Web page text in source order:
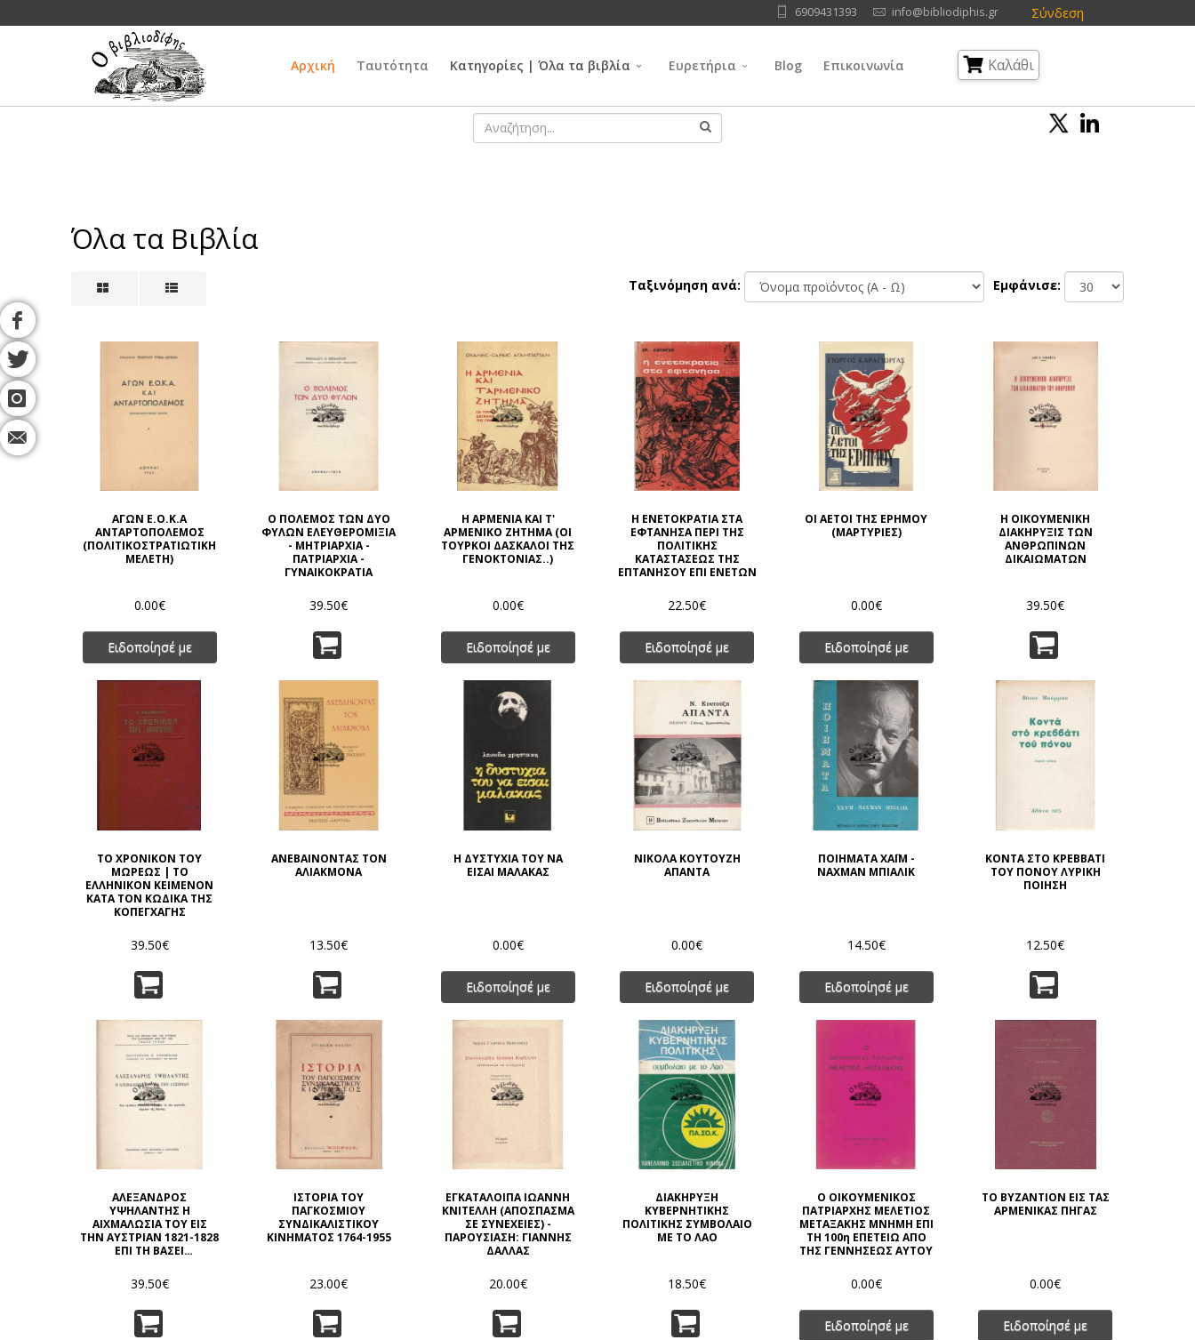
Σύνδεση
6909431393 info@bibliodiphis.gr
Αρχική Ταυτότητα Κατηγορίες | Όλα τα βιβλία Ευρετήρια Blog Επικοινωνία Καλάθι
Όλα τα Βιβλία
Εμφάνισε:
Ταξινόμηση ανά:
ΑΓΩΝ Ε.Ο.Κ.Α
ΑΝΤΑΡΤΟΠΟΛΕΜΟΣ
(ΠΟΛΙΤΙΚΟΣΤΡΑΤΙΩΤΙΚΗ
ΜΕΛΕΤΗ)
0.00€
Ειδοποίησέ με
Ο ΠΟΛΕΜΟΣ ΤΩΝ ΔΥΟ
ΦΥΛΩΝ ΕΛΕΥΘΕΡΟΜΙΞΙΑ
- ΜΗΤΡΙΑΡΧΙΑ -
ΠΑΤΡΙΑΡΧΙΑ -
ΓΥΝΑΙΚΟΚΡΑΤΙΑ
39.50€
Η ΑΡΜΕΝΙΑ ΚΑΙ Τ'
ΑΡΜΕΝΙΚΟ ΖΗΤΗΜΑ (ΟΙ
ΤΟΥΡΚΟΙ ΔΑΣΚΑΛΟΙ ΤΗΣ
ΓΕΝΟΚΤΟΝΙΑΣ..)
0.00€
Ειδοποίησέ με
Η ΕΝΕΤΟΚΡΑΤΙΑ ΣΤΑ
ΕΦΤΑΝΗΣΑ ΠΕΡΙ ΤΗΣ
ΠΟΛΙΤΙΚΗΣ
ΚΑΤΑΣΤΑΣΕΩΣ ΤΗΣ
ΕΠΤΑΝΗΣΟΥ ΕΠΙ ΕΝΕΤΩΝ
22.50€
Ειδοποίησέ με
ΟΙ ΑΕΤΟΙ ΤΗΣ ΕΡΗΜΟΥ
(ΜΑΡΤΥΡΙΕΣ)
0.00€
Ειδοποίησέ με
Η ΟΙΚΟΥΜΕΝΙΚΗ
ΔΙΑΚΗΡΥΞΙΣ ΤΩΝ
ΑΝΘΡΩΠΙΝΩΝ
ΔΙΚΑΙΩΜΑΤΩΝ
39.50€
ΤΟ ΧΡΟΝΙΚΟΝ ΤΟΥ
ΜΩΡΕΩΣ | ΤΟ
ΕΛΛΗΝΙΚΟΝ ΚΕΙΜΕΝΟΝ
ΚΑΤΑ ΤΟΝ ΚΩΔΙΚΑ ΤΗΣ
ΚΟΠΕΓΧΑΓΗΣ
39.50€
ΑΝΕΒΑΙΝΟΝΤΑΣ ΤΟΝ
ΑΛΙΑΚΜΟΝΑ
13.50€
Η ΔΥΣΤΥΧΙΑ ΤΟΥ ΝΑ
ΕΙΣΑΙ ΜΑΛΑΚΑΣ
0.00€
Ειδοποίησέ με
ΝΙΚΟΛΑ ΚΟΥΤΟΥΖΗ
ΑΠΑΝΤΑ
0.00€
Ειδοποίησέ με
ΠΟΙΗΜΑΤΑ ΧΑΪΜ -
ΝΑΧΜΑΝ ΜΠΙΑΛΙΚ
14.50€
Ειδοποίησέ με
ΚΟΝΤΑ ΣΤΟ ΚΡΕΒΒΑΤΙ
ΤΟΥ ΠΟΝΟΥ ΛΥΡΙΚΗ
ΠΟΙΗΣΗ
12.50€
ΑΛΕΞΑΝΔΡΟΣ
ΥΨΗΛΑΝΤΗΣ Η
ΑΙΧΜΑΛΩΣΙΑ ΤΟΥ ΕΙΣ
ΤΗΝ ΑΥΣΤΡΙΑΝ 1821-1828
ΕΠΙ ΤΗ ΒΑΣΕΙ
ΕΚ ΤΩΝ ΜΥΣΤΙΚΩΝ
ΑΡΧΕΙΩΝ ΤΗΣ ΒΙΕΝΝΗΣ
39.50€
ΙΣΤΟΡΙΑ ΤΟΥ
ΠΑΓΚΟΣΜΙΟΥ
ΣΥΝΔΙΚΑΛΙΣΤΙΚΟΥ
ΚΙΝΗΜΑΤΟΣ 1764-1955
23.00€
ΕΓΚΑΤΑΛΟΙΠΑ ΙΩΑΝΝΗ
ΚΝΙΤΕΛΛΗ (ΑΠΟΣΠΑΣΜΑ
ΣΕ ΣΥΝΕΧΕΙΕΣ) -
ΠΑΡΟΥΣΙΑΣΗ: ΓΙΑΝΝΗΣ
ΔΑΛΛΑΣ
20.00€
ΔΙΑΚΗΡΥΞΗ
ΚΥΒΕΡΝΗΤΙΚΗΣ
ΠΟΛΙΤΙΚΗΣ ΣΥΜΒΟΛΑΙΟ
ΜΕ ΤΟ ΛΑΟ
18.50€
Ο ΟΙΚΟΥΜΕΝΙΚΟΣ
ΠΑΤΡΙΑΡΧΗΣ ΜΕΛΕΤΙΟΣ
ΜΕΤΑΞΑΚΗΣ ΜΝΗΜΗ ΕΠΙ
ΤΗ 100η ΕΠΕΤΕΙΩ ΑΠΟ
ΤΗΣ ΓΕΝΝΗΣΕΩΣ ΑΥΤΟΥ
0.00€
Ειδοποίησέ με
ΤΟ ΒΥΖΑΝΤΙΟΝ ΕΙΣ ΤΑΣ
ΑΡΜΕΝΙΚΑΣ ΠΗΓΑΣ
0.00€
Ειδοποίησέ με